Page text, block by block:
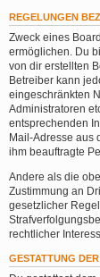
REGELUNGEN
Zweck eines
ermöglichen. Du
von dir erstellten
Betreiber kann
eingeschränkten
Administratoren
entsprechenden
Mail-Adresse aus
ihm beauftragte
Andere als die
Zustimmung an
gesetzlicher
rechtlicher
GESTATTUNG